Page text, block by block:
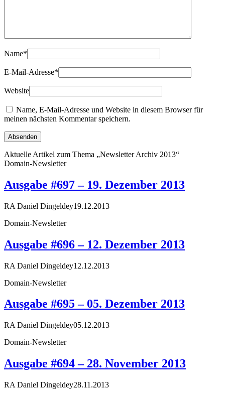
Name*
E-Mail-Adresse*
Website
Name, E-Mail-Adresse und Website in diesem Browser für
meinen nächsten Kommentar speichern.
Aktuelle Artikel zum Thema „Newsletter Archiv 2013“
Domain-Newsletter
Ausgabe #697 – 19. Dezember 2013
RA Daniel Dingeldey19.12.2013
Domain-Newsletter
Ausgabe #696 – 12. Dezember 2013
RA Daniel Dingeldey12.12.2013
Domain-Newsletter
Ausgabe #695 – 05. Dezember 2013
RA Daniel Dingeldey05.12.2013
Domain-Newsletter
Ausgabe #694 – 28. November 2013
RA Daniel Dingeldey28.11.2013